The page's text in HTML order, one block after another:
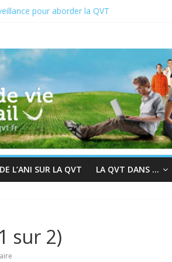
pour aborder la QVT
à la bienveillance
QVT
L’ANI SUR LA QVT LA QVT DANS …
sur 2)